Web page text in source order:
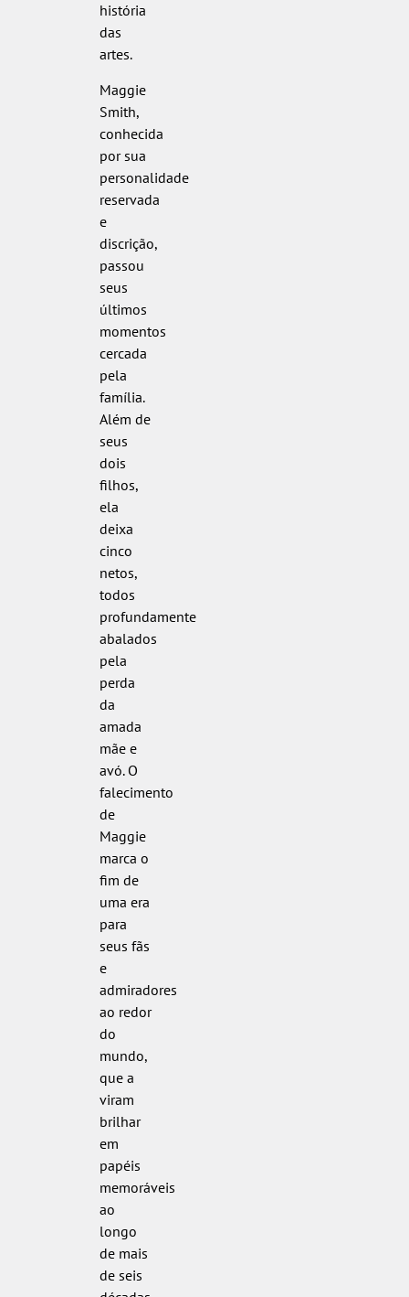
história
das
artes.
Maggie
Smith,
conhecida
por sua
personalidade
reservada
e
discrição,
passou
seus
últimos
momentos
cercada
pela
família.
Além de
seus
dois
filhos,
ela
deixa
cinco
netos,
todos
profundamente
abalados
pela
perda
da
amada
mãe e
avó. O
falecimento
de
Maggie
marca o
fim de
uma era
para
seus fãs
e
admiradores
ao redor
do
mundo,
que a
viram
brilhar
em
papéis
memoráveis
ao
longo
de mais
de seis